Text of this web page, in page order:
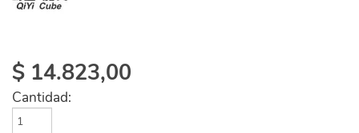
$ 14.823,00
Cantidad: